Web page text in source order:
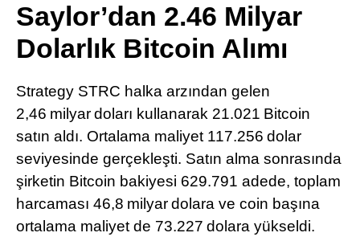
Pinterest
Saylor’dan 2.46 Milyar
Dolarlık Bitcoin Alımı
Strategy STRC halka arzından gelen
2,46 milyar doları kullanarak 21.021 Bitcoin
satın aldı. Ortalama maliyet 117.256 dolar
seviyesinde gerçekleşti. Satın alma sonrasında
şirketin Bitcoin bakiyesi 629.791 adede, toplam
harcaması 46,8 milyar dolara ve coin başına
ortalama maliyet de 73.227 dolara yükseldi.